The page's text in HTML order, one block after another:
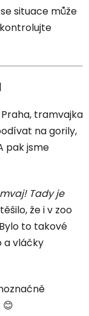
situace může
tramvajka
na gorily,
pak jsme
Tady je
že i v zoo
to takové
a vláčky